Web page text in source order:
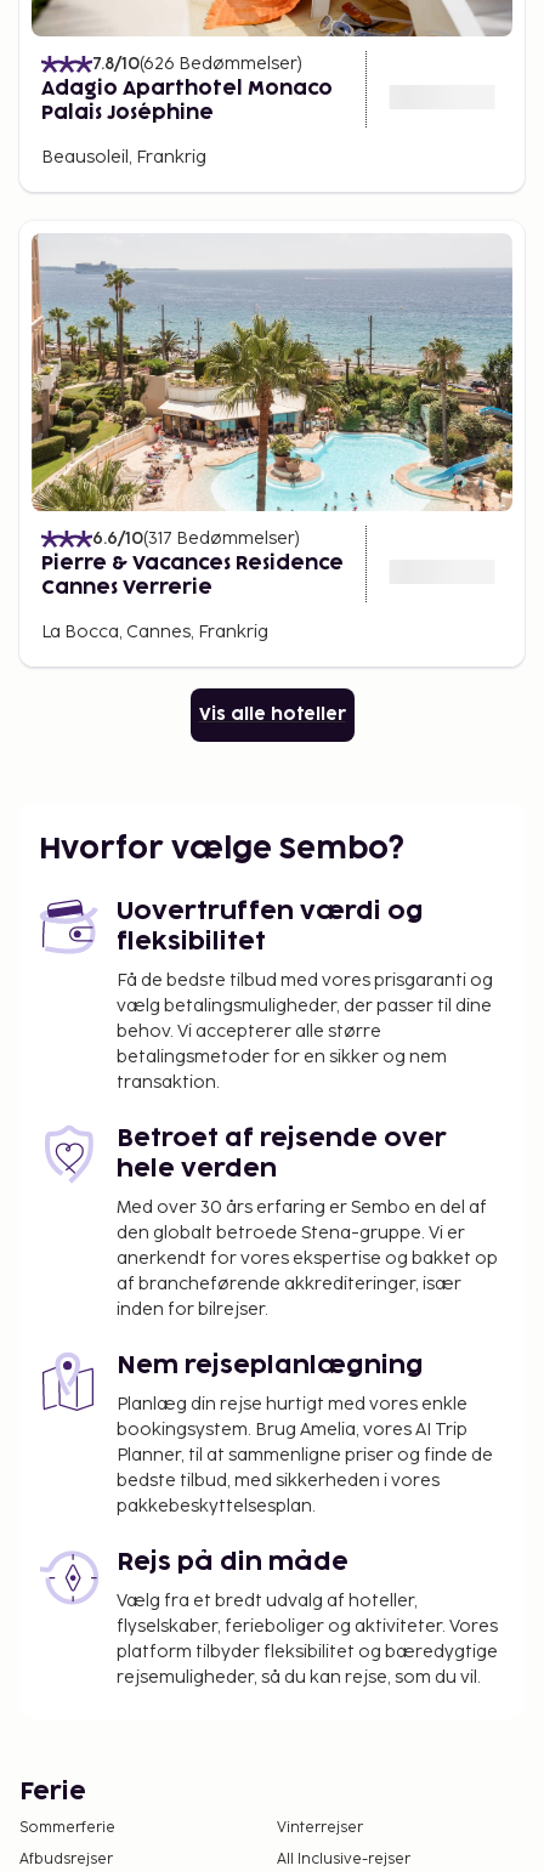
7.8/10(626 Bedømmelser)
Adagio Aparthotel Monaco
Palais Joséphine
Beausoleil, Frankrig
6.6/10(317 Bedømmelser)
Pierre & Vacances Residence
Cannes Verrerie
La Bocca, Cannes, Frankrig
Vis alle hoteller
Hvorfor vælge Sembo?
Uovertruffen værdi og
fleksibilitet
Få de bedste tilbud med vores prisgaranti og
vælg betalingsmuligheder, der passer til dine
behov. Vi accepterer alle større
betalingsmetoder for en sikker og nem
transaktion.
Betroet af rejsende over
hele verden
Med over 30 års erfaring er Sembo en del af
den globalt betroede Stena-gruppe. Vi er
anerkendt for vores ekspertise og bakket op
af brancheførende akkrediteringer, især
inden for bilrejser.
Nem rejseplanlægning
Planlæg din rejse hurtigt med vores enkle
bookingsystem. Brug Amelia, vores AI Trip
Planner, til at sammenligne priser og finde de
bedste tilbud, med sikkerheden i vores
pakkebeskyttelsesplan.
Rejs på din måde
Vælg fra et bredt udvalg af hoteller,
flyselskaber, ferieboliger og aktiviteter. Vores
platform tilbyder fleksibilitet og bæredygtige
rejsemuligheder, så du kan rejse, som du vil.
Ferie
Sommerferie
Vinterrejser
Afbudsrejser
All Inclusive-rejser